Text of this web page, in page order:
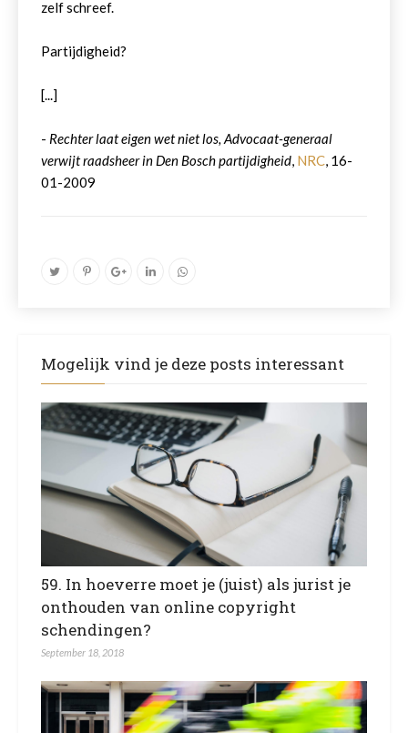
zelf schreef.
Partijdigheid?
[...]
- Rechter laat eigen wet niet los, Advocaat-generaal
verwijt raadsheer in Den Bosch partijdigheid, NRC, 16-
01-2009
Mogelijk vind je deze posts interessant
59. In hoeverre moet je (juist) als jurist je
onthouden van online copyright
schendingen?
September 18, 2018